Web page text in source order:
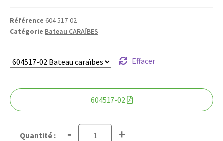
Référence 604 517-02
Catégorie Bateau CARAÏBES
Effacer
604517-02
- +